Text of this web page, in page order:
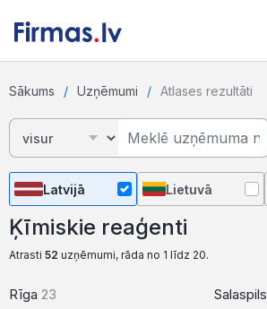
Sākums Uzņēmumi Atlases rezultāti
Latvijā Lietuvā
Ķīmiskie reaģenti
Atrasti 52 uzņēmumi, rāda no 1 līdz 20.
Rīga 23
Salaspils